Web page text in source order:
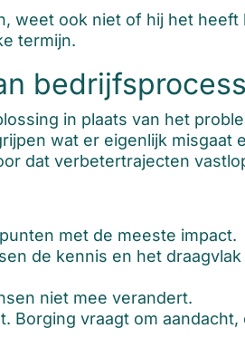
weet ook niet of hij het heeft
termijn.
in plaats van het
wat er eigenlijk misgaat
dat verbetertrajecten
met de meeste impact.
de kennis en het draagvlak
niet mee verandert.
Borging vraagt om aandacht,